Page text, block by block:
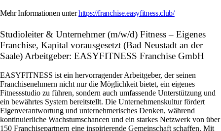
Mehr Informationen unterhttps://franchise.easyfitness.club/
Studioleiter & Unternehmer (m/w/d) Fitness – Eigenes
Franchise, Kapital vorausgesetzt (Bad Neustadt an der
Saale) Arbeitgeber: EASYFITNESS Franchise GmbH
EASYFITNESS ist ein hervorragender Arbeitgeber, der seinen
Franchisenehmern nicht nur die Möglichkeit bietet, ein eigenes
Fitnessstudio zu führen, sondern auch umfassende Unterstützung und
ein bewährtes System bereitstellt. Die Unternehmenskultur fördert
Eigenverantwortung und unternehmerisches Denken, während
kontinuierliche Wachstumschancen und ein starkes Netzwerk von über
150 Franchisepartnern eine inspirierende Gemeinschaft schaffen. Mit